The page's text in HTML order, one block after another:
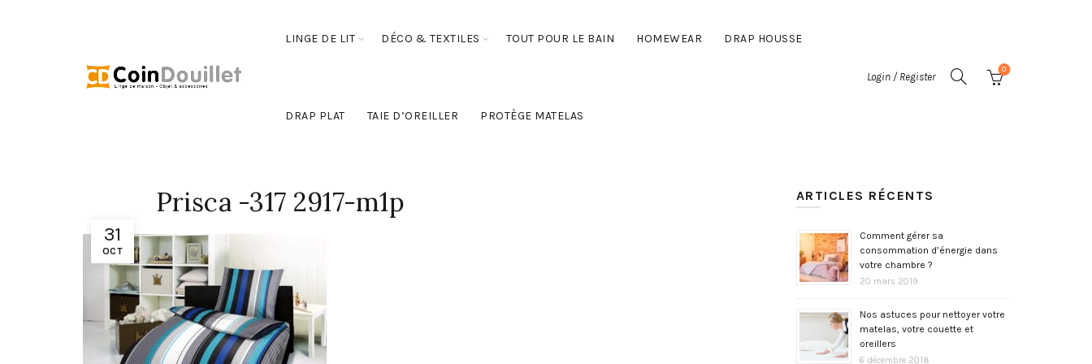
LINGE DE LIT DÉCO & TEXTILES TOUT POUR LE BAIN HOMEWEAR DRAP HOUSSE
DRAP PLAT TAIE D’OREILLER PROTÈGE MATELAS
Login / Register
0
31
OCT
Prisca -317 2917-m1p ARTICLES RÉCENTS
Comment gérer sa
consommation d’énergie dans
votre chambre ?
20 mars 2019
Nos astuces pour nettoyer votre
matelas, votre couette et
oreillers
6 décembre 2018